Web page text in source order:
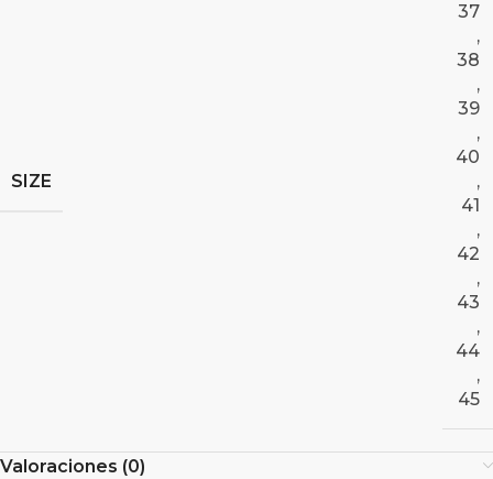
SIZE
37
,
38
,
39
,
40
,
41
,
42
,
43
,
44
,
45
Valoraciones (0)